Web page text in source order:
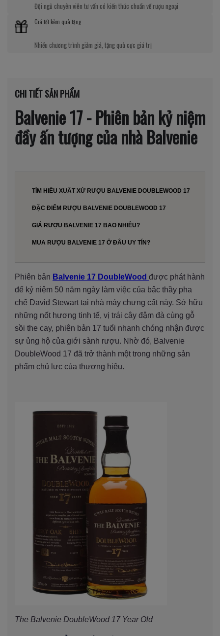
Đội ngũ chuyên viên tư vấn có kiến thức chuẩn về rượu ngoại
Giá tốt kèm quà tặng
Nhiều chương trình giảm giá, tặng quà cực giá trị
CHI TIẾT SẢN PHẨM
Balvenie 17 - Phiên bản kỷ niệm
đầy ấn tượng của nhà Balvenie
TÌM HIỂU XUẤT XỨ RƯỢU BALVENIE DOUBLEWOOD 17
ĐẶC ĐIỂM RƯỢU BALVENIE DOUBLEWOOD 17
GIÁ RƯỢU BALVENIE 17 BAO NHIÊU?
MUA RƯỢU BALVENIE 17 Ở ĐÂU UY TÍN?
Phiên bản Balvenie 17 DoubleWood được phát hành
để kỷ niệm 50 năm ngày làm việc của bậc thầy pha
chế David Stewart tại nhà máy chưng cất này. Sở hữu
những nốt hương tinh tế, vị trái cây đậm đà cùng gỗ
sồi the cay, phiên bản 17 tuổi nhanh chóng nhận được
sự ủng hộ của giới sành rượu. Nhờ đó, Balvenie
DoubleWood 17 đã trở thành một trong những sản
phẩm chủ lực của thương hiệu.
The Balvenie DoubleWood 17 Year Old